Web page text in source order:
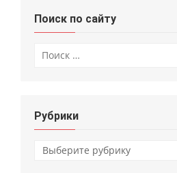
Поиск по сайту
Рубрики
Рубрики